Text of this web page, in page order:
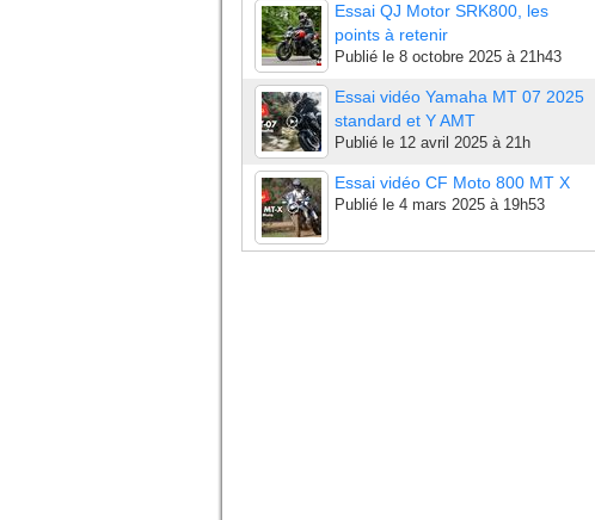
Essai QJ Motor SRK800, les
points à retenir
Publié le 8 octobre 2025 à 21h43
Essai vidéo Yamaha MT 07 2025
standard et Y AMT
Publié le 12 avril 2025 à 21h
Essai vidéo CF Moto 800 MT X
Publié le 4 mars 2025 à 19h53